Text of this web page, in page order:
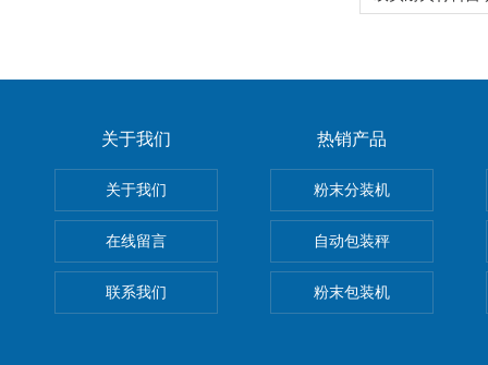
关于我们
关于我们
在线留言
联系我们
热销产品
粉末分装机
自动包装秤
粉末包装机